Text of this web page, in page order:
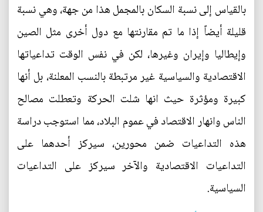
بالقياس إلى نسبة السكان بالمجمل هذا من جهة، وهي نسبة
قليلة أيضاً إذا ما تم مقارنتها مع دول أخرى مثل الصين
وإيطاليا وإيران وغيرها، لكن في نفس الوقت تداعياتها
الاقتصادية والسياسية غير مرتبطة بالنسب المعلنة، بل أنها
كبيرة ومؤثرة حيث انها شلت الحركة وتعطلت مصالح
الناس وانهار الاقتصاد في عموم البلاد، مما استوجب دراسة
هذه التداعيات ضمن محورين، سيركز أحدهما على
التداعيات الاقتصادية والآخر سيركز على التداعيات
السياسية.